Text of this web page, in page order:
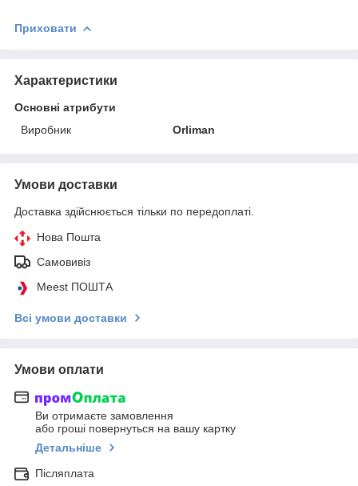
Приховати
Характеристики
Основні атрибути
Виробник
Orliman
Умови доставки
Доставка здійснюється тільки по передоплаті.
Нова Пошта
Самовивіз
Meest ПОШТА
Всі умови доставки
Умови оплати
Ви отримаєте замовлення
або гроші повернуться на вашу картку
Детальніше
Післяплата